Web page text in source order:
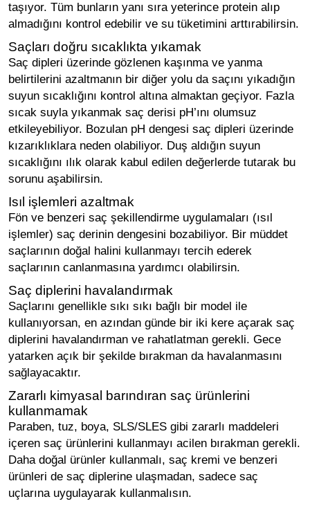
taşıyor. Tüm bunların yanı sıra yeterince protein alıp
almadığını kontrol edebilir ve su tüketimini arttırabilirsin.
Saçları doğru sıcaklıkta yıkamak
Saç dipleri üzerinde gözlenen kaşınma ve yanma
belirtilerini azaltmanın bir diğer yolu da saçını yıkadığın
suyun sıcaklığını kontrol altına almaktan geçiyor. Fazla
sıcak suyla yıkanmak saç derisi pH’ını olumsuz
etkileyebiliyor. Bozulan pH dengesi saç dipleri üzerinde
kızarıklıklara neden olabiliyor. Duş aldığın suyun
sıcaklığını ılık olarak kabul edilen değerlerde tutarak bu
sorunu aşabilirsin.
Isıl işlemleri azaltmak
Fön ve benzeri saç şekillendirme uygulamaları (ısıl
işlemler) saç derinin dengesini bozabiliyor. Bir müddet
saçlarının doğal halini kullanmayı tercih ederek
saçlarının canlanmasına yardımcı olabilirsin.
Saç diplerini havalandırmak
Saçlarını genellikle sıkı sıkı bağlı bir model ile
kullanıyorsan, en azından günde bir iki kere açarak saç
diplerini havalandırman ve rahatlatman gerekli. Gece
yatarken açık bir şekilde bırakman da havalanmasını
sağlayacaktır.
Zararlı kimyasal barındıran saç ürünlerini
kullanmamak
Paraben, tuz, boya, SLS/SLES gibi zararlı maddeleri
içeren saç ürünlerini kullanmayı acilen bırakman gerekli.
Daha doğal ürünler kullanmalı, saç kremi ve benzeri
ürünleri de saç diplerine ulaşmadan, sadece saç
uçlarına uygulayarak kullanmalısın.